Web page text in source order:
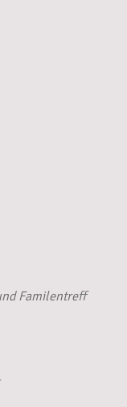
Familentreff